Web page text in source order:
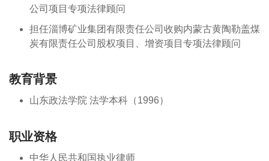
公司项目专项法律顾问
担任淄博矿业集团有限责任公司收购内蒙古黄陶勒盖煤
炭有限责任公司股权项目、增资项目专项法律顾问
教育背景
山东政法学院 法学本科（1996）
职业资格
中华人民共和国执业律师